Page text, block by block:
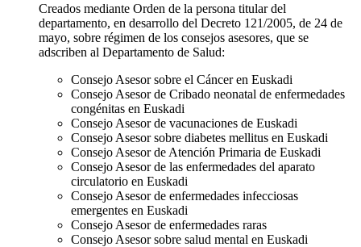
Creados mediante Orden de la persona titular del
departamento, en desarrollo del Decreto 121/2005, de 24 de
mayo, sobre régimen de los consejos asesores, que se
adscriben al Departamento de Salud:
Consejo Asesor sobre el Cáncer en Euskadi
Consejo Asesor de Cribado neonatal de enfermedades
congénitas en Euskadi
Consejo Asesor de vacunaciones de Euskadi
Consejo Asesor sobre diabetes mellitus en Euskadi
Consejo Asesor de Atención Primaria de Euskadi
Consejo Asesor de las enfermedades del aparato
circulatorio en Euskadi
Consejo Asesor de enfermedades infecciosas
emergentes en Euskadi
Consejo Asesor de enfermedades raras
Consejo Asesor sobre salud mental en Euskadi